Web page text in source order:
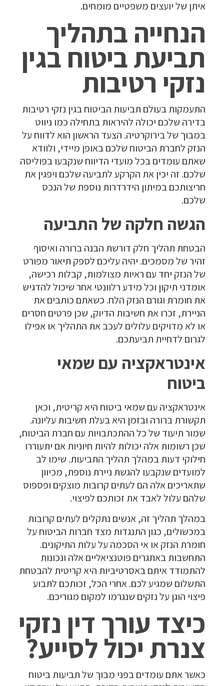
איתן של יועצים משפטיים מומחים.
הנחייה בתהליך
תביעת ביטוח בגין
נזקי רטיבות
התעמקות בעולם תביעות הביטוח בגין נזקי רטיבות
בדירה שלכם יכולה להיראות בתחילה כמו ניווט
במבוך של בירוקרטיה. הצעד הראשון הוא לדווח על
הנזק לחברת הביטוח שלכם באופן מיידי, ולוודא
שאתם עומדים בכל מועדי הדיווח שנקבעו בפוליסה
שלכם. זה יכין את הקרקע לתביעה שלכם ויפגין את
חריצותכם במיתון הידרדרות נוספת של הנכס
שלכם.
הגשה חלקה של התביעה
הבטחת תהליך חלק דורשת הבנה ברורה ואיסוף
זהיר של מסמכים. יהיה עליכם לספק תיאור מפורט
של הנזק יחד עם ראיות מצולמות, קבלות רכישה,
אומדני תיקון וכל מידע רלוונטי אחר שיכול להדגיש
את חומרת וגורם הנזק הלח. כשאתם כותבים את
הניירת, זכרו את חשיבות הדיוק, שכן פרטים חסרים
או לא מדויקים עלולים לעכב את התהליך או אפילו
לגרום לדחיית תביעתכם.
אינטראקציה עם שמאי
ביטוח
אינטראקציה עם שמאי ביטוח היא קריטית, וכאן
תקשורת ברורה ובזמן היא בעלת חשיבות עליונה.
שמור תיעוד של כל ההתכתבויות עם חברת הביטוח,
שכן רשומות אלה יכולות להיות חיוניות אם יתעוררו
חילוקי דעות במהלך תהליך התביעות. שימו לב
למועדים שנקבעו להגשת ניירת נוספת, מכיוון
שתאריכים אלה הם לעתים קרובות מוצקים ופספוס
שלהם עלול לאבד את זכותכם לפיצוי.
במהלך תהליך זה, אנשים נתקלים לעתים קרובות
במכשולים, כגון התנגדות מצד חברות הביטוח על
חומרת הנזק או אי הסכמה על עלות התיקונים.
התחשבות באתגרים פוטנציאליים אלה ונכונות
להתמודד איתם באסרטיביות היא קריטית להבטחת
התשלום שמגיע לכם. אחרי הכל, זכותכם לתבוע
פיצוי הוגן על נזקים שנגרמו למקום מגוריכם.
כיצד עורך דין נזקי
צנרת יכול לסייע?
כאשר אתם עומדים בפני מבוך של תביעות ביטוח